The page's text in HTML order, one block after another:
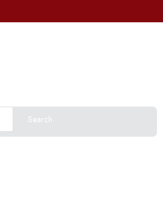
Search